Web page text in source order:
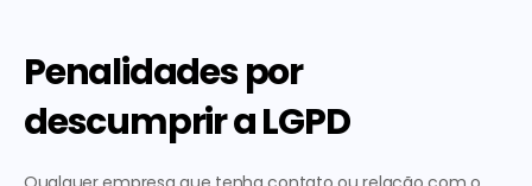
Penalidades por
descumprir a LGPD